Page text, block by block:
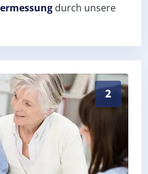
durch unsere
2
(Landkreis Dithmarschen)